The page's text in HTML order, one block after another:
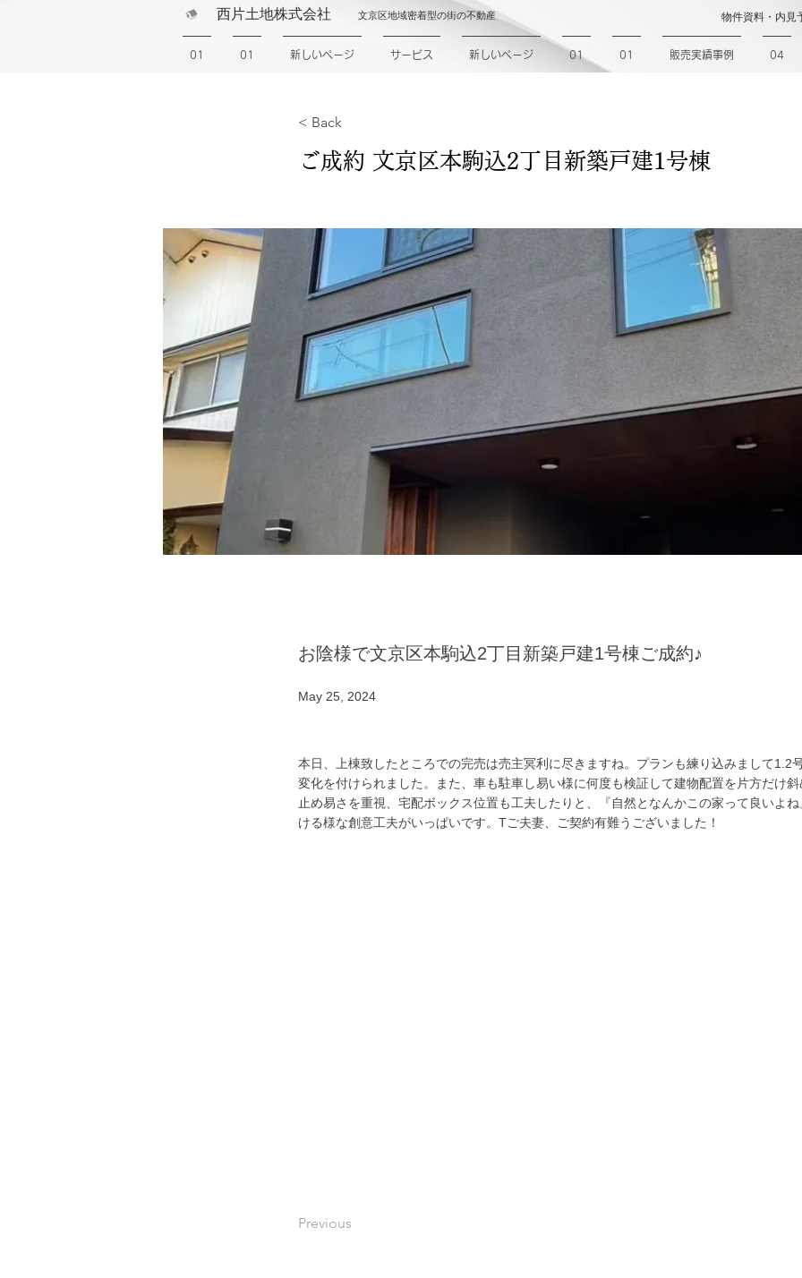
文京区地域密着型の街の不動産
西片土地株式会社 物件資料・内
01 01 新しいページ サービス 新しいページ 01 01 販売実績事例 04
< Back
ご成約 文京区本駒込2丁目新築戸建1号棟
お陰様で文京区本駒込2丁目新築戸建1号棟ご成約♪
May 25, 2024
本日、上棟致したところでの完売は売主冥利に尽きますね。プランも練り込みまして1.2
変化を付けられました。また、車も駐車し易い様に何度も検証して建物配置を片方だけ
止め易さを重視、宅配ボックス位置も工夫したりと、『自然となんかこの家って良いよ
ける様な創意工夫がいっぱいです。Tご夫妻、ご契約有難うございました！
Previous